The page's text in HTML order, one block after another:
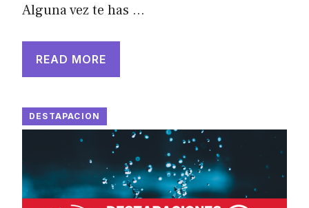
Alguna vez te has …
READ MORE
DESTAPACION